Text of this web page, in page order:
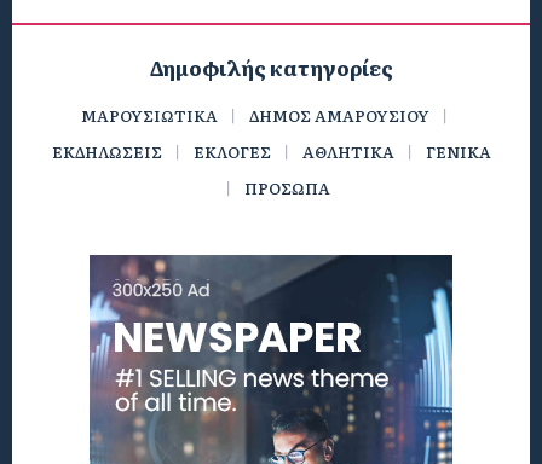
Δημοφιλής κατηγορίες
ΜΑΡΟΥΣΙΩΤΙΚΑ
ΔΗΜΟΣ ΑΜΑΡΟΥΣΙΟΥ
ΕΚΔΗΛΩΣΕΙΣ
ΕΚΛΟΓΕΣ ΑΘΛΗΤΙΚΑ
ΓΕΝΙΚΑ
ΠΡΟΣΩΠΑ